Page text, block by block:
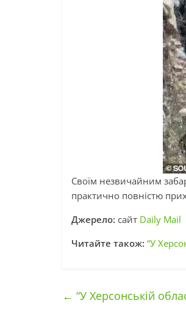
Своїм незвичайним
практично повністю
Джерело: сайт Daily Mail
Читайте також: “У
← “У Херсонській